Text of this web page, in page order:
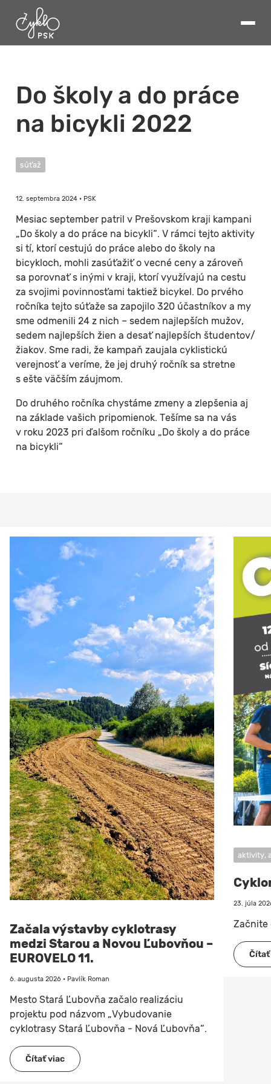
Do školy a do práce
na bicykli 2022
súťaž
12. septembra 2024 • PSK
Mesiac september patril v Prešovskom kraji kampani
„Do školy a do práce na bicykli“. V rámci tejto aktivity
si tí, ktorí cestujú do práce alebo do školy na
bicykloch, mohli zasúťažiť o vecné ceny a zároveň
sa porovnať s inými v kraji, ktorí využívajú na cestu
za svojimi povinnosťami taktiež bicykel. Do prvého
ročníka tejto súťaže sa zapojilo 320 účastníkov a my
sme odmenili 24 z nich – sedem najlepších mužov,
sedem najlepších žien a desať najlepších študentov/
žiakov. Sme radi, že kampaň zaujala cyklistickú
verejnosť a veríme, že jej druhý ročník sa stretne
s ešte väčším záujmom.
Do druhého ročníka chystáme zmeny a zlepšenia aj
na základe vašich pripomienok. Tešíme sa na vás
v roku 2023 pri ďalšom ročníku „Do školy a do práce
na bicykli“
Začala výstavby cyklotrasy
medzi Starou a Novou Ľubovňou –
EUROVELO 11.
6. augusta 2026 • Pavlík Roman
Mesto Stará Ľubovňa začalo realizáciu
projektu pod názvom „Vybudovanie
cyklotrasy Stará Ľubovňa - Nová Ľubovňa“.
Čítať viac
aktivity,
23. júla
Začnite
Čítať